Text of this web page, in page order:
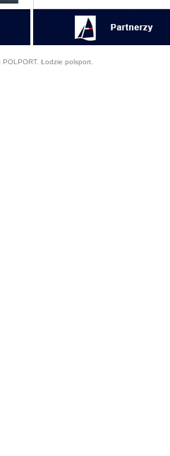
Łodzie polsport.